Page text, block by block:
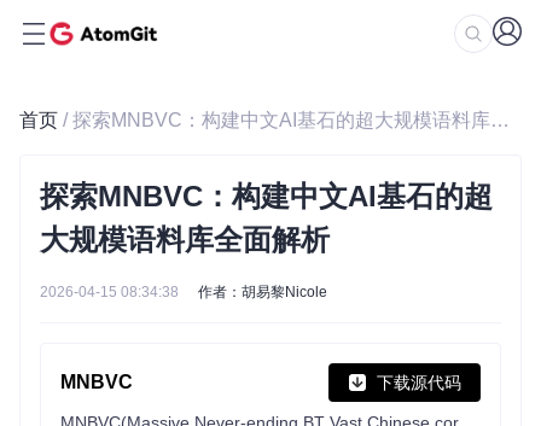
首页 / 探索MNBVC：构建中文AI基石的超大规模语料库全面解析
探索MNBVC：构建中文AI基石的超
大规模语料库全面解析
2026-04-15 08:34:38 作者：胡易黎Nicole
MNBVC 下载源代码